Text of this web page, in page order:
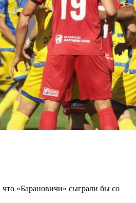
«Барановичи» сыграли бы со